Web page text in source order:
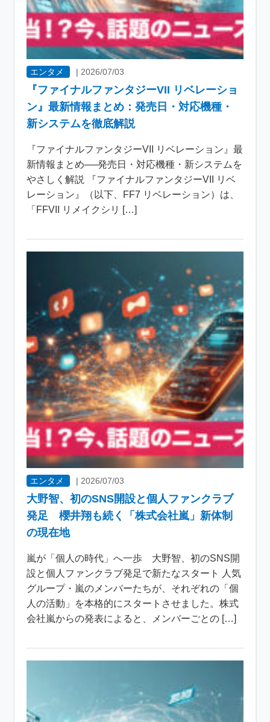
エンタメ | 2026/07/03
『ファイナルファンタジーVII リベレーショ
ン』最新情報まとめ：発売日・対応機種・
新システムを徹底解説
『ファイナルファンタジーVII リベレーション』最
新情報まとめ──発売日・対応機種・新システムを
やさしく解説 『ファイナルファンタジーVII リベ
レーション』（以下、FF7 リベレーション）は、
「FFVII リメイクシリ […]
エンタメ | 2026/07/03
大野智、初のSNS開設と個人ファンクラブ
発足 櫻井翔も続く「株式会社嵐」新体制
の現在地
嵐が「個人の時代」へ一歩 大野智、初のSNS開
設と個人ファンクラブ発足で新たなスタート 人気
グループ・嵐のメンバーたちが、それぞれの「個
人の活動」を本格的にスタートさせました。株式
会社嵐からの発表によると、メンバーごとの […]